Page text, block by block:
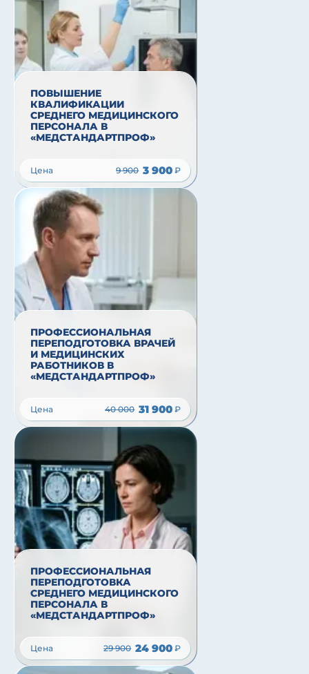
ПОВЫШЕНИЕ
КВАЛИФИКАЦИИ
СРЕДНЕГО МЕДИЦИНСКОГО
ПЕРСОНАЛА В
«МЕДСТАНДАРТПРОФ»
Цена 9 900 3 900 ₽
ПРОФЕССИОНАЛЬНАЯ
ПЕРЕПОДГОТОВКА ВРАЧЕЙ
И МЕДИЦИНСКИХ
РАБОТНИКОВ В
«МЕДСТАНДАРТПРОФ»
Цена 40 000 31 900 ₽
ПРОФЕССИОНАЛЬНАЯ
ПЕРЕПОДГОТОВКА
СРЕДНЕГО МЕДИЦИНСКОГО
ПЕРСОНАЛА В
«МЕДСТАНДАРТПРОФ»
Цена 29 900 24 900 ₽